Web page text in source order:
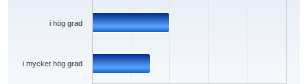
i mycket hög grad
i hög grad